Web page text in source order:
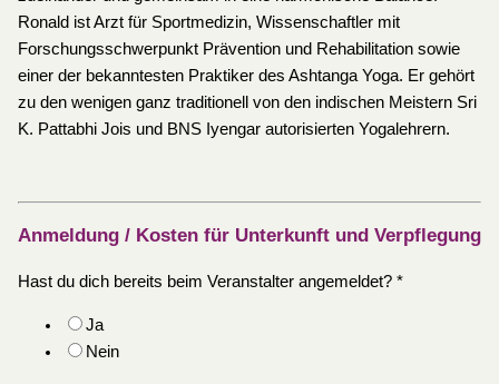
Ronald ist Arzt für Sportmedizin, Wissenschaftler mit
Forschungsschwerpunkt Prävention und Rehabilitation sowie
einer der bekanntesten Praktiker des Ashtanga Yoga. Er gehört
zu den wenigen ganz traditionell von den indischen Meistern Sri
K. Pattabhi Jois und BNS Iyengar autorisierten Yogalehrern.
Anmeldung / Kosten für Unterkunft und Verpflegung
Hast du dich bereits beim Veranstalter angemeldet? *
Ja
Nein